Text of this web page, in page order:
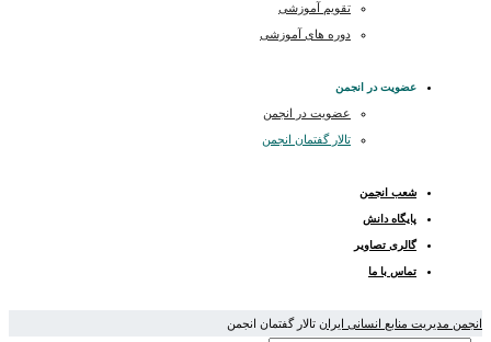
تقویم آموزشی
دوره های آموزشی
عضویت در انجمن
عضویت در انجمن
تالار گفتمان انجمن
شعب انجمن
پایگاه دانش
گالری تصاویر
تماس با ما
انجمن مدیریت منابع انسانی ایران تالار گفتمان انجمن